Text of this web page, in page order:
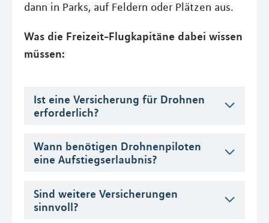
dann in Parks, auf Feldern oder Plätzen aus.
Was die Freizeit-Flugkapitäne dabei wissen
müssen:
Ist eine Versicherung für Drohnen
erforderlich?
Wann benötigen Drohnenpiloten
eine Aufstiegserlaubnis?
Sind weitere Versicherungen
sinnvoll?